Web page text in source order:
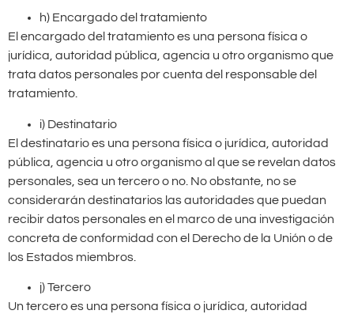
h) Encargado del tratamiento
El encargado del tratamiento es una persona física o
jurídica, autoridad pública, agencia u otro organismo que
trata datos personales por cuenta del responsable del
tratamiento.
i) Destinatario
El destinatario es una persona física o jurídica, autoridad
pública, agencia u otro organismo al que se revelan datos
personales, sea un tercero o no. No obstante, no se
considerarán destinatarios las autoridades que puedan
recibir datos personales en el marco de una investigación
concreta de conformidad con el Derecho de la Unión o de
los Estados miembros.
j) Tercero
Un tercero es una persona física o jurídica, autoridad